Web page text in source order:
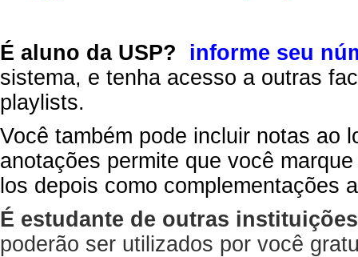
É aluno da USP?
informe seu
sistema, e tenha acesso a outras
playlists.
Você também pode incluir notas ao
anotações permite que você
los depois como complementações
É estudante de outras
poderão ser utilizados por você